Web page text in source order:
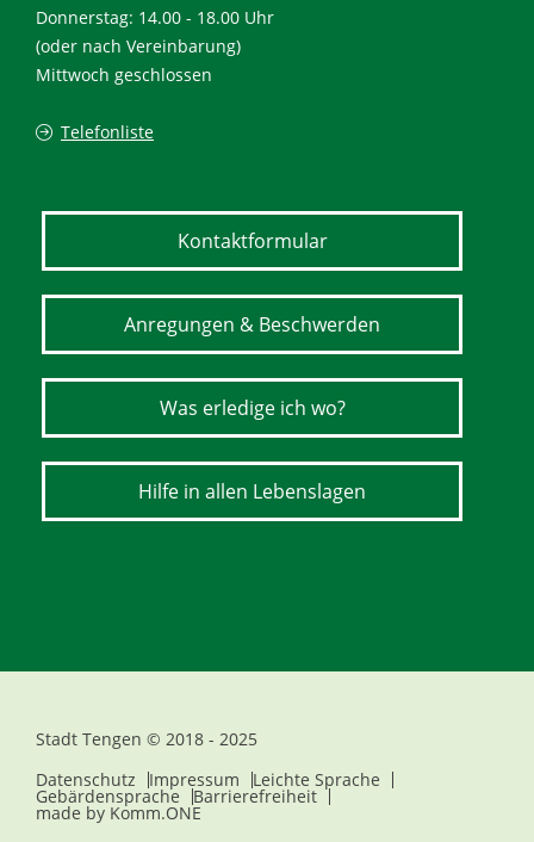
Donnerstag: 14.00 - 18.00 Uhr
(oder nach Vereinbarung)
Mittwoch geschlossen
Telefonliste
Kontaktformular
Anregungen & Beschwerden
Was erledige ich wo?
Hilfe in allen Lebenslagen
Stadt Tengen © 2018 - 2025
Datenschutz
Impressum Leichte Sprache
Gebärdensprache Barrierefreiheit
made by Komm.ONE